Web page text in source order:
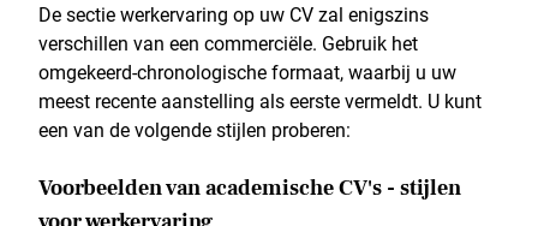
De sectie werkervaring op uw CV zal enigszins
verschillen van een commerciële. Gebruik het
omgekeerd-chronologische formaat, waarbij u uw
meest recente aanstelling als eerste vermeldt. U kunt
een van de volgende stijlen proberen:
Voorbeelden van academische CV's - stijlen